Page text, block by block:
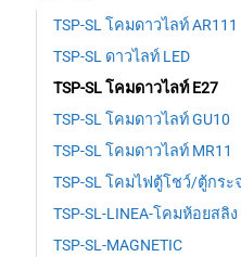
TSP-SL โคมดาวไลท์ AR111
TSP-SL ดาวไลท์ LED
TSP-SL โคมดาวไลท์ E27
TSP-SL โคมดาวไลท์ GU10
TSP-SL โคมดาวไลท์ MR11
TSP-SL โคมไฟตู้โชว์/ตู้กระ
TSP-SL-LINEA-โคมห้อยสลิง
TSP-SL-MAGNETIC